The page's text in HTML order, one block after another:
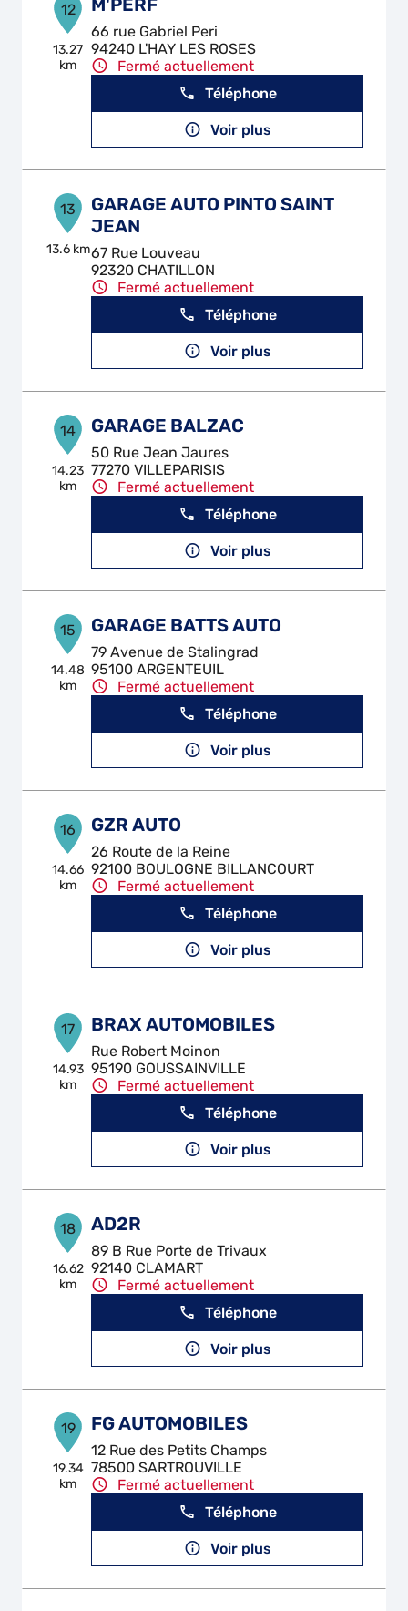
12
13.27
km
M'PERF
66 rue Gabriel Peri
94240 L'HAY LES ROSES
Fermé actuellement
Téléphone
Voir plus
13
13.6 km
GARAGE AUTO PINTO SAINT
JEAN
67 Rue Louveau
92320 CHATILLON
Fermé actuellement
Téléphone
Voir plus
14
14.23
km
GARAGE BALZAC
50 Rue Jean Jaures
77270 VILLEPARISIS
Fermé actuellement
Téléphone
Voir plus
15
14.48
km
GARAGE BATTS AUTO
79 Avenue de Stalingrad
95100 ARGENTEUIL
Fermé actuellement
Téléphone
Voir plus
16
14.66
km
GZR AUTO
26 Route de la Reine
92100 BOULOGNE BILLANCOURT
Fermé actuellement
Téléphone
Voir plus
17
14.93
km
BRAX AUTOMOBILES
Rue Robert Moinon
95190 GOUSSAINVILLE
Fermé actuellement
Téléphone
Voir plus
18
16.62
km
AD2R
89 B Rue Porte de Trivaux
92140 CLAMART
Fermé actuellement
Téléphone
Voir plus
19
19.34
km
FG AUTOMOBILES
12 Rue des Petits Champs
78500 SARTROUVILLE
Fermé actuellement
Téléphone
Voir plus